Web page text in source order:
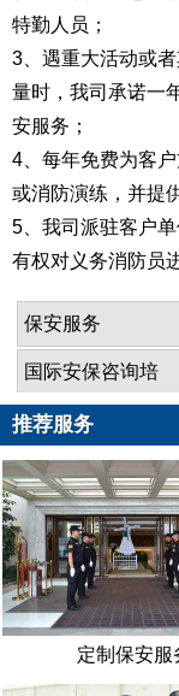
特勤人员；
3、遇重大活动或
量时，我司承诺一
安服务；
4、每年免费为客
或消防演练，并提
5、我司派驻客户
有权对义务消防员
保安服务
国际安保咨询培
训
推荐服务
定制保安服